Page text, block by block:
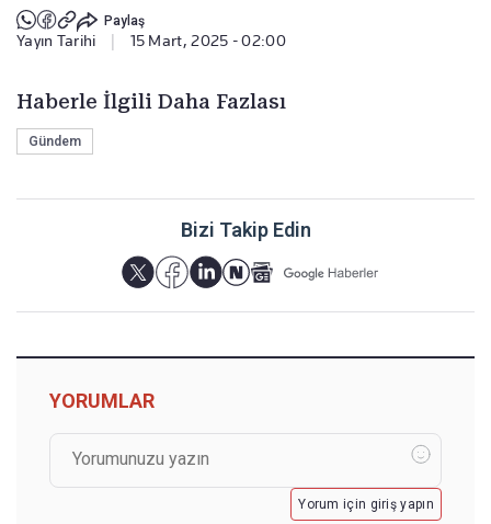
Paylaş
Yayın Tarihi 15 Mart, 2025 - 02:00
Haberle İlgili Daha Fazlası
Gündem
Bizi Takip Edin
YORUMLAR
Yorum için giriş yapın